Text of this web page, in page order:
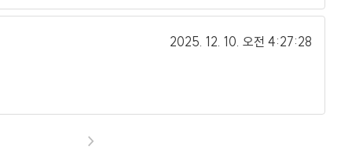
2025. 12. 10. 오전 4:27:28
>